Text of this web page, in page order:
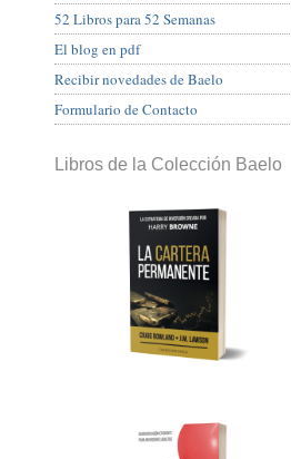
52 Libros para 52 Semanas
El blog en pdf
Recibir novedades de Baelo
Formulario de Contacto
Libros de la Colección Baelo